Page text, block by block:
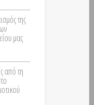
της
μας
από τη